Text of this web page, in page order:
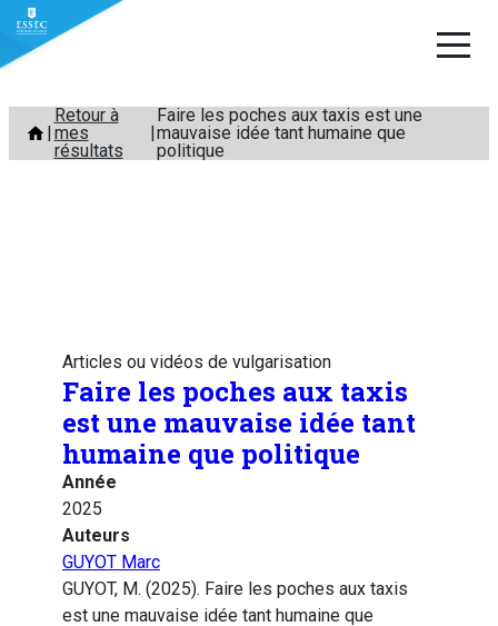
Aller
contenu
Retour à
mes
résultats
Faire les poches aux taxis est une
mauvaise idée tant humaine que
politique
Articles ou vidéos de vulgarisation
Faire les poches aux taxis
est une mauvaise idée tant
humaine que politique
Année
2025
Auteurs
GUYOT Marc
GUYOT, M. (2025). Faire les poches aux taxis
est une mauvaise idée tant humaine que